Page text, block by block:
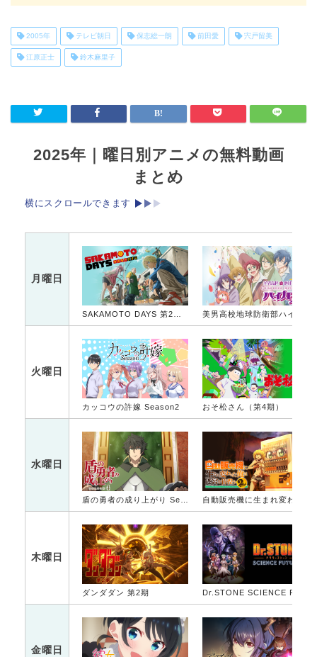
2005年 テレビ朝日 保志総一朗 前田愛 宍戸留美
江原正士 鈴木麻里子
2025年｜曜日別アニメの無料動画
まとめ
横にスクロールできます
月曜日
SAKAMOTO DAYS 第2クール
火曜日
カッコウの許嫁 Season2 おそ松さん（第4期）
水曜日
盾の勇者の成り上がり Season 4
木曜日
ダンダダン 第2期
金曜日